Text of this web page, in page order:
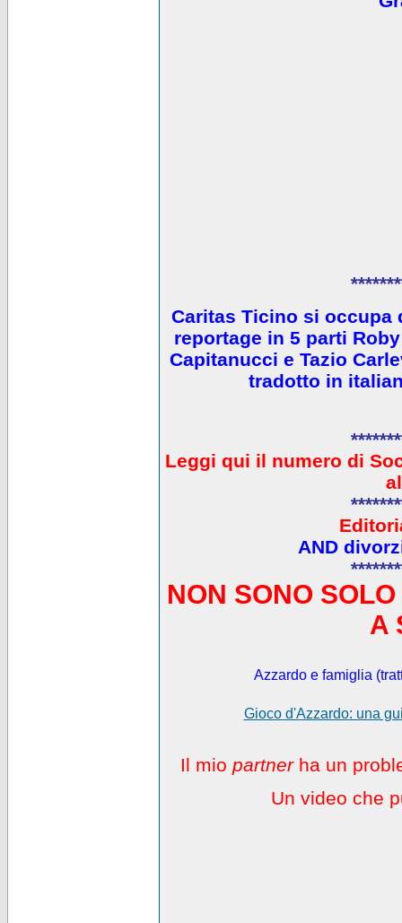
Caritas Ticino si occupa
reportage in 5 parti
Capitanucci e Tazio
tradotto in
Leggi qui il numero di
AND
NON SONO
A
Azzardo e famiglia
Gioco d'Azzardo: una
Il mio partnerha un
Un video che